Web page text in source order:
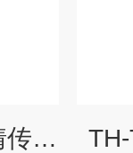
TH-GS10管式土壤墒情传感器